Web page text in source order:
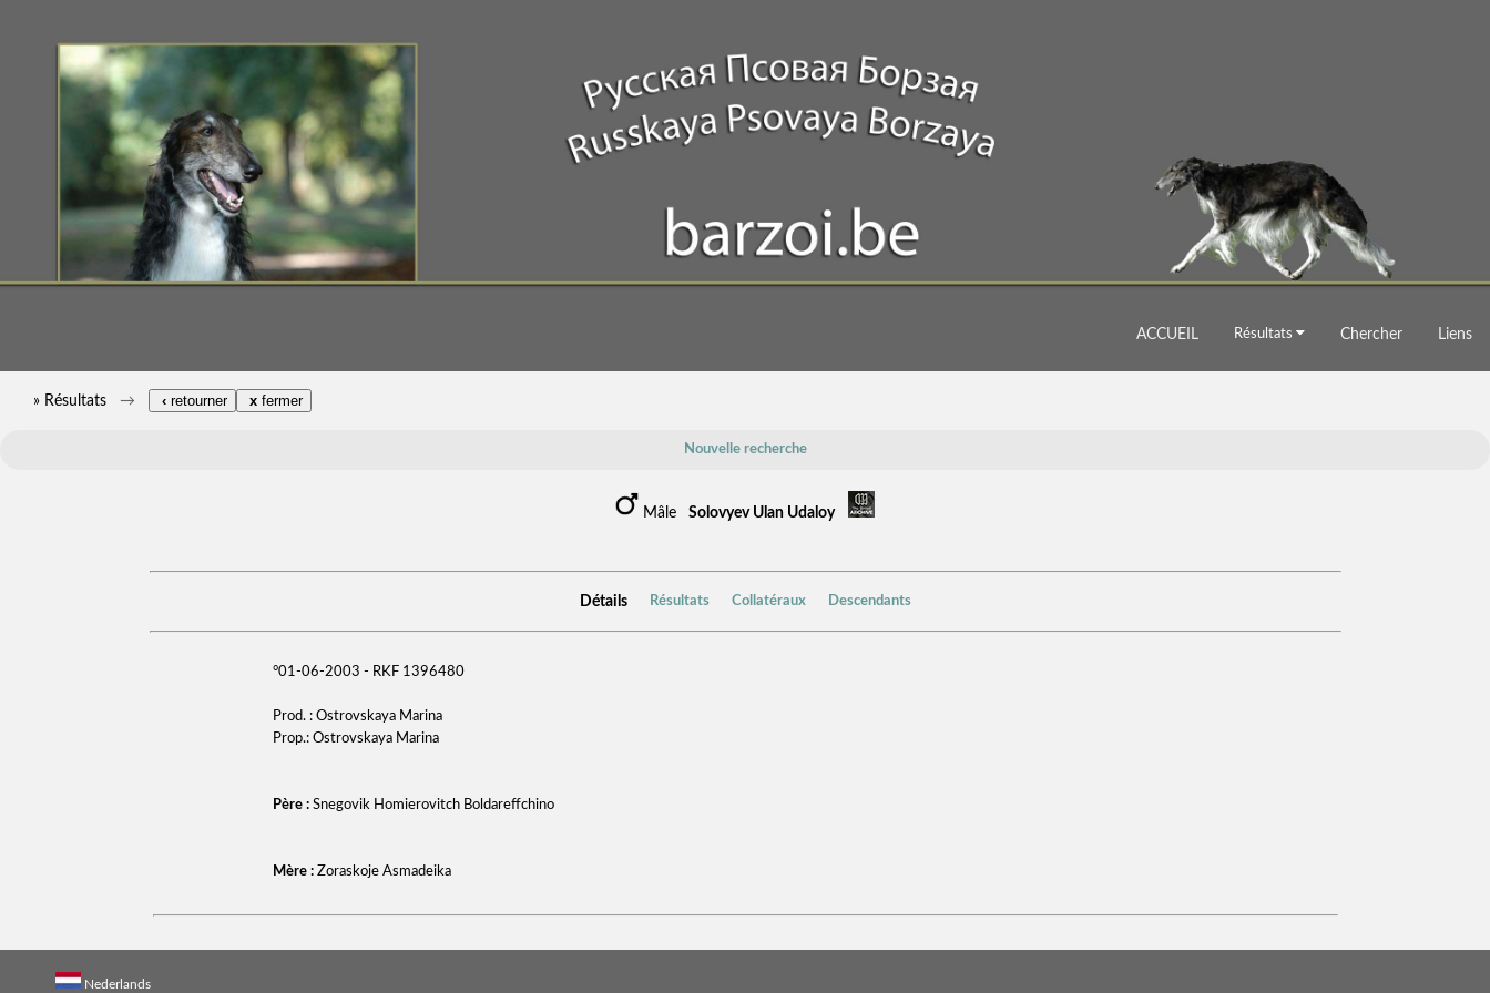
ACCUEIL Résultats Chercher Liens
» Résultats ‹ retourner x fermer
Nouvelle recherche
Mâle Solovyev Ulan Udaloy
Détails Résultats Collatéraux Descendants
°01-06-2003 - RKF 1396480
Prod. : Ostrovskaya Marina
Prop.: Ostrovskaya Marina
Père : Snegovik Homierovitch Boldareffchino
Mère : Zoraskoje Asmadeika
Nederlands